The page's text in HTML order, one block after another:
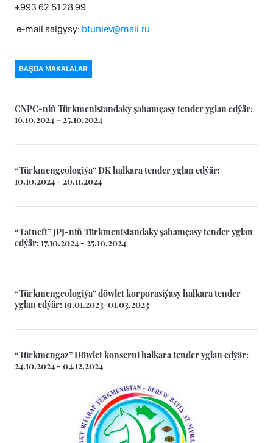
+993 62 51 28 99
e-mail salgysy: btuniev@mail.ru
BAŞGA MAKALALAR
CNPC-niň Türkmenistandaky şahamçasy tender yglan edýär:
16.10.2024 – 25.10.2024
“Türkmengeologiýa” DK halkara tender yglan edýär:
10.10.2024 - 20.11.2024
“Tatneft” JPJ-niň Türkmenistandaky şahamçasy tender yglan
edýär: 17.10.2024 - 25.10.2024
“Türkmengeologiýa” döwlet korporasiýasy halkara tender
yglan edýär: 19.01.2023-01.03.2023
“Türkmengaz” Döwlet konserni halkara tender yglan edýär:
24.10.2024 - 04.12.2024